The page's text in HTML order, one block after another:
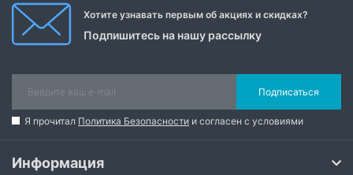
Хотите узнавать первым об акциях и скидках?
Подпишитесь на нашу рассылку
Подписаться
Я прочитал Политика Безопасности и согласен с условиями
Информация